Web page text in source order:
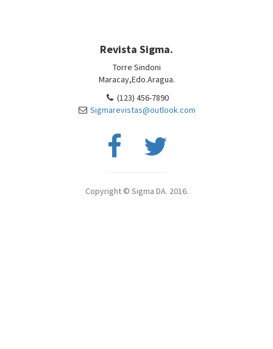
Revista Sigma.
Torre Sindoni
Maracay,Edo.Aragua.
(123) 456-7890
Sigmarevistas@outlook.com
Copyright © Sigma DA. 2016.